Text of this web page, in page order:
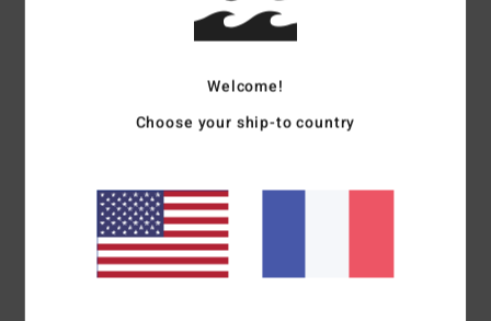
Note moyenne
5.0/5
basé sur1 avis vérifiés
Welcome!
Choose your ship-to country